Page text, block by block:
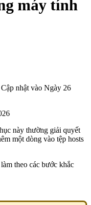
máy tính
Cập nhật vào Ngày 26
này thường giải quyết
một dòng vào tệp hosts
theo các bước khắc